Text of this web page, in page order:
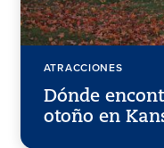
ATRACCIONES
Dónde
otoño en